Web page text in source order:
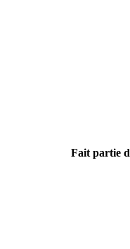
Fait partie